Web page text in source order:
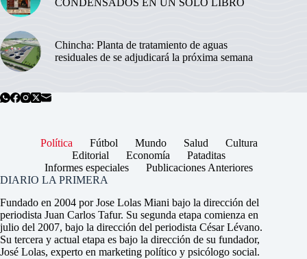
CONDENSADOS EN UN SOLO LIBRO
Chincha: Planta de tratamiento de aguas
residuales de se adjudicará la próxima semana
Política Fútbol Mundo Salud
Cultura
Editorial
Economía
Pataditas
Informes especiales
Publicaciones Anteriores
DIARIO LA PRIMERA
Fundado en 2004 por Jose Lolas Miani bajo la dirección del
periodista Juan Carlos Tafur. Su segunda etapa comienza en
julio del 2007, bajo la dirección del periodista César Lévano.
Su tercera y actual etapa es bajo la dirección de su fundador,
José Lolas, experto en marketing político y psicólogo social.